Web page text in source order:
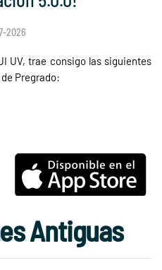
2026
UV, trae consigo las siguientes
Pregrado:
Antiguas